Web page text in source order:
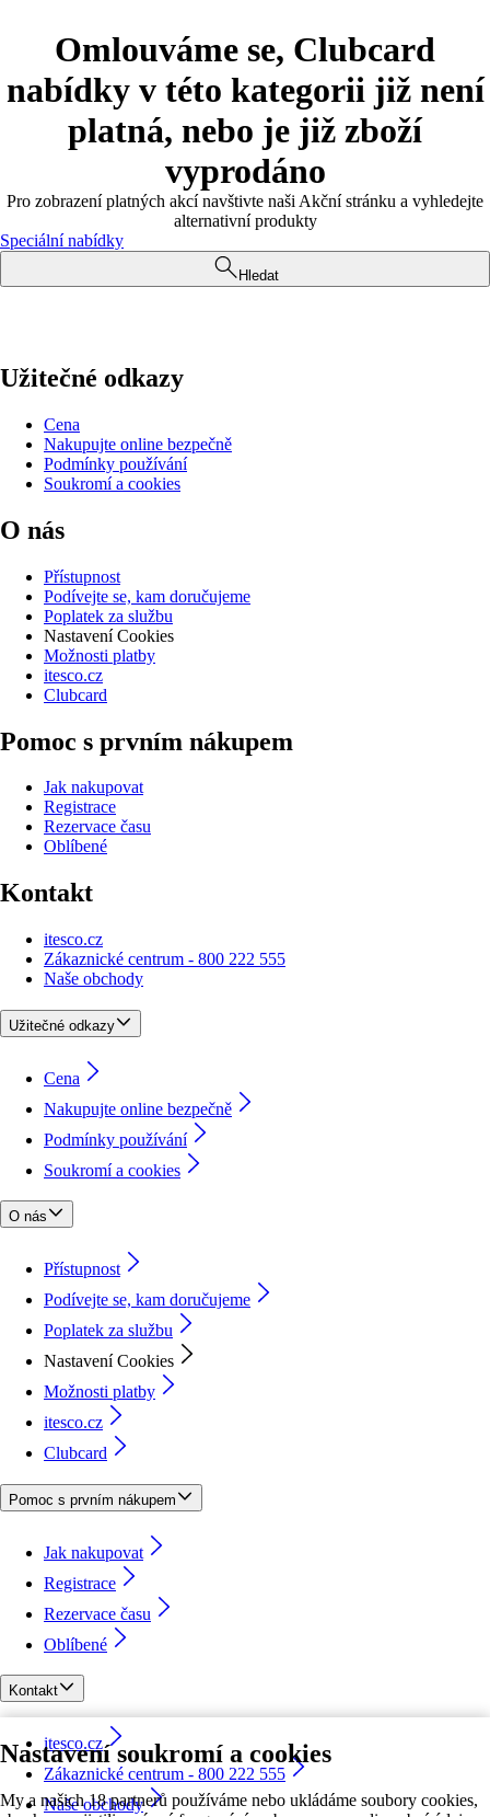
Nastavení soukromí a cookies
My a našich 18 partnerů používáme nebo ukládáme soubory cookies,
Omlouváme se, Clubcard
nabídky v této kategorii již není
platná, nebo je již zboží
vyprodáno
Pro zobrazení platných akcí navštivte naši Akční stránku a vyhledejte
alternativní produkty
Speciální nabídky
Hledat
Užitečné odkazy
Cena
Nakupujte online bezpečně
Podmínky používání
Soukromí a cookies
O nás
Přístupnost
Podívejte se, kam doručujeme
Poplatek za službu
Nastavení Cookies
Možnosti platby
itesco.cz
Clubcard
Pomoc s prvním nákupem
Jak nakupovat
Registrace
Rezervace času
Oblíbené
Kontakt
itesco.cz
Zákaznické centrum - 800 222 555
Naše obchody
Užitečné odkazy
Cena
Nakupujte online bezpečně
Podmínky používání
Soukromí a cookies
O nás
Přístupnost
Podívejte se, kam doručujeme
Poplatek za službu
Nastavení Cookies
Možnosti platby
itesco.cz
Clubcard
Pomoc s prvním nákupem
Jak nakupovat
Registrace
Rezervace času
Oblíbené
Kontakt
itesco.cz
Zákaznické centrum - 800 222 555
Naše obchody